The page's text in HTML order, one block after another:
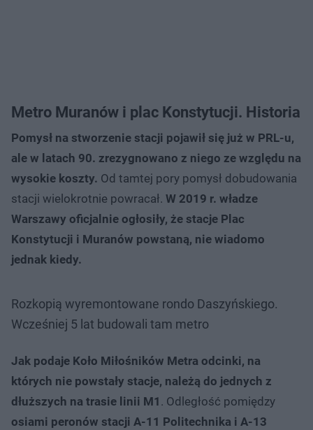
Metro Muranów i plac Konstytucji. Historia
Pomysł na stworzenie stacji pojawił się już w PRL-u,
ale w latach 90. zrezygnowano z niego ze względu na
wysokie koszty. Od tamtej pory pomysł dobudowania
stacji wielokrotnie powracał. W 2019 r. władze
Warszawy oficjalnie ogłosiły, że stacje Plac
Konstytucji i Muranów powstaną, nie wiadomo
jednak kiedy.
Rozkopią wyremontowane rondo Daszyńskiego.
Wcześniej 5 lat budowali tam metro
Jak podaje Koło Miłośników Metra odcinki, na
których nie powstały stacje, należą do jednych z
dłuższych na trasie linii M1 . Odległość pomiędzy
osiami peronów stacji A-11 Politechnika i A-13